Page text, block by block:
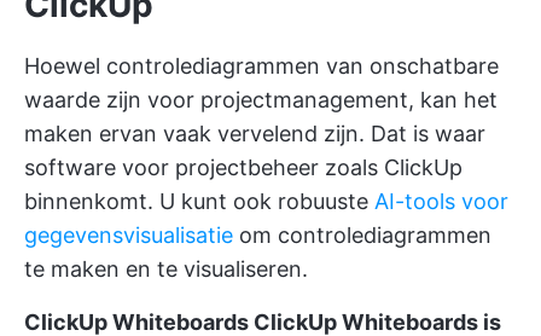
Hoewel controlediagrammen van onschatbare
waarde zijn voor projectmanagement, kan het
maken ervan vaak vervelend zijn. Dat is waar
software voor projectbeheer zoals ClickUp
binnenkomt. U kunt ook robuuste AI-tools voor
gegevensvisualisatie om controlediagrammen
te maken en te visualiseren.
ClickUp Whiteboards ClickUp Whiteboards is